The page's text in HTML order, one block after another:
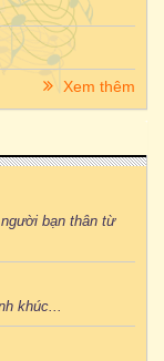
Xem thêm
bạn thân từ
khúc...